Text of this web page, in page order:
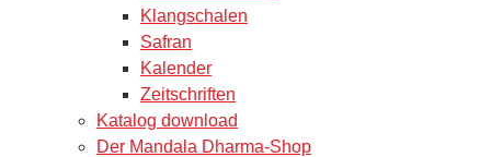
Klangschalen
Safran
Kalender
Zeitschriften
Katalog download
Der Mandala Dharma-Shop